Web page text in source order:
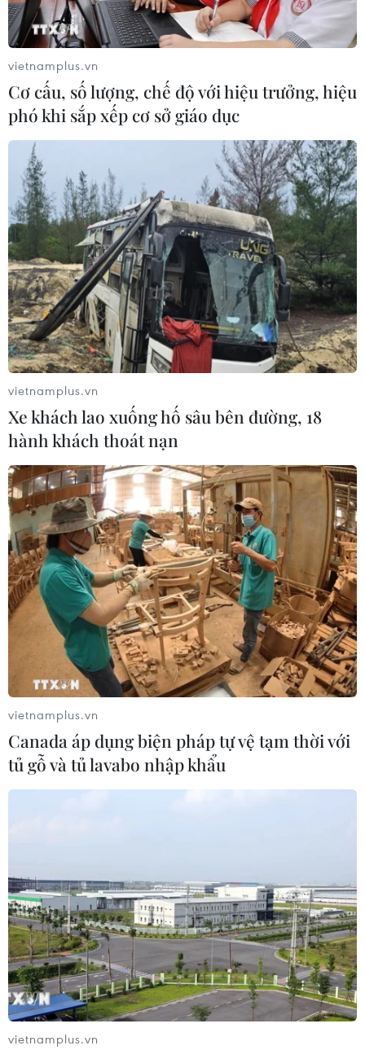
vietnamplus.vn
Cơ cấu, số lượng, chế độ với hiệu trưởng, hiệu
phó khi sắp xếp cơ sở giáo dục
vietnamplus.vn
Xe khách lao xuống hố sâu bên đường, 18
hành khách thoát nạn
vietnamplus.vn
Canada áp dụng biện pháp tự vệ tạm thời với
tủ gỗ và tủ lavabo nhập khẩu
vietnamplus.vn